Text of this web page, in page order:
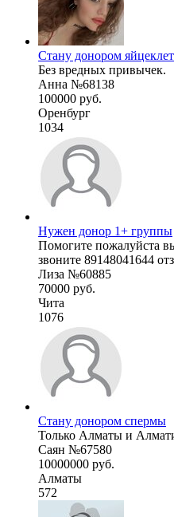
Стану донором
Без вредных привычек.
Анна №68138
100000 руб.
Оренбург
1034
Нужен донор 1+ группы
Помогите пожалуйста
звоните 89148041644
Лиза №60885
70000 руб.
Чита
1076
Стану донором спермы
Только Алматы и
Саян №67580
10000000 руб.
Алматы
572